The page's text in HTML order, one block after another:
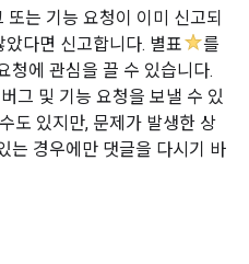
는 기능 요청이 이미 신고되
다면 신고합니다. 별표
를
청에 관심을 끌 수 있습니다.
그 및 기능 요청을 보낼 수 있
도 있지만, 문제가 발생한 상
는 경우에만 댓글을 다시기 바